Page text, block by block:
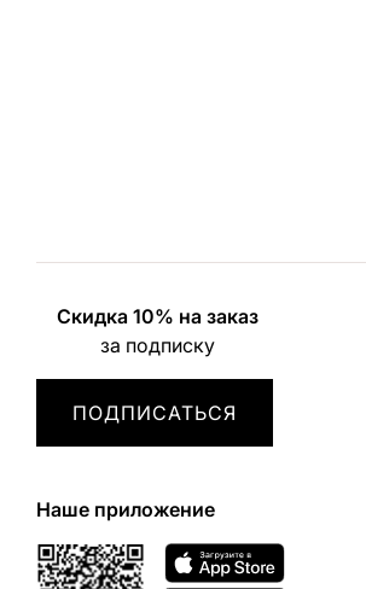
Скидка 10% на заказ
за подписку
ПОДПИСАТЬСЯ
Наше приложение